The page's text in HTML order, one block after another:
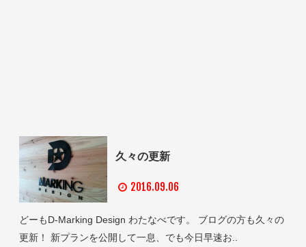
久々の更新
2016.09.06
どーもD-Marking Design わたなべです。 ブログの方も久々の
更新！ 新プランを公開して一息、でも今日早速お..